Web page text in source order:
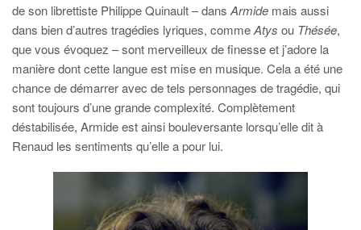
de son librettiste Philippe Quinault – dans Armide mais aussi
dans bien d’autres tragédies lyriques, commeAtys ou Thésée,
que vous évoquez – sont merveilleux de finesse et j’adore la
manière dont cette langue est mise en musique. Cela a été une
chance de démarrer avec de tels personnages de tragédie, qui
sont toujours d’une grande complexité. Complètement
déstabilisée, Armide est ainsi bouleversante lorsqu’elle dit à
Renaud les sentiments qu’elle a pour lui.